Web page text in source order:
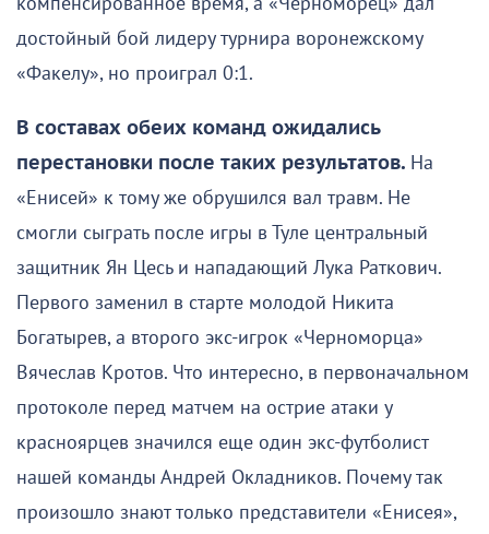
достойный бой лидеру турнира воронежскому
«Факелу», но проиграл 0:1.
В составах обеих команд ожидались
перестановки после таких результатов. На
«Енисей» к тому же обрушился вал травм. Не
смогли сыграть после игры в Туле центральный
защитник Ян Цесь и нападающий Лука Раткович.
Первого заменил в старте молодой Никита
Богатырев, а второго экс-игрок «Черноморца»
Вячеслав Кротов. Что интересно, в первоначальном
протоколе перед матчем на острие атаки у
красноярцев значился еще один экс-футболист
нашей команды Андрей Окладников. Почему так
произошло знают только представители «Енисея»,